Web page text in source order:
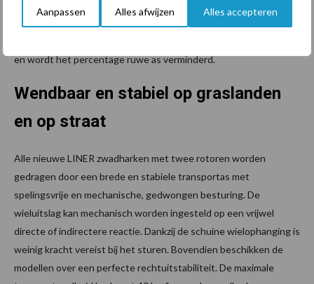
Aanpassen Alles afwijzen Alles accepteren
en wordt het percentage ruwe as verminderd.
Wendbaar en stabiel op graslanden
en op straat
Alle nieuwe LINER zwadharken met twee rotoren worden
gedragen door een brede en stabiele transportas met
spelingsvrije en mechanische, gedwongen besturing. De
wieluitslag kan mechanisch worden ingesteld op een vrijwel
directe of indirectere reactie. Dankzij de schuine wielophanging is
weinig kracht vereist bij het sturen. Bovendien beschikken de
modellen over een perfecte rechtuitstabiliteit. De maximale